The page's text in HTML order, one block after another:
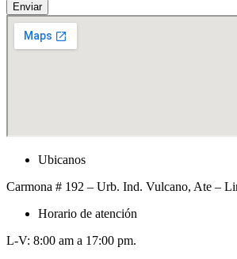
Enviar
Ubicanos
Carmona # 192 – Urb. Ind. Vulcano, Ate –
Horario de atención
L-V: 8:00 am a 17:00 pm.